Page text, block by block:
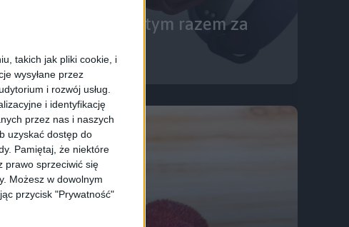
takich jak pliki cookie, i
wysyłane przez
i rozwój usług.
i identyfikację
przez nas i naszych
uzyskać dostęp do
Pamiętaj, że niektóre
prawo sprzeciwić się
Możesz w dowolnym
przycisk "Prywatność"
4 jeszcze taniej, tym razem za